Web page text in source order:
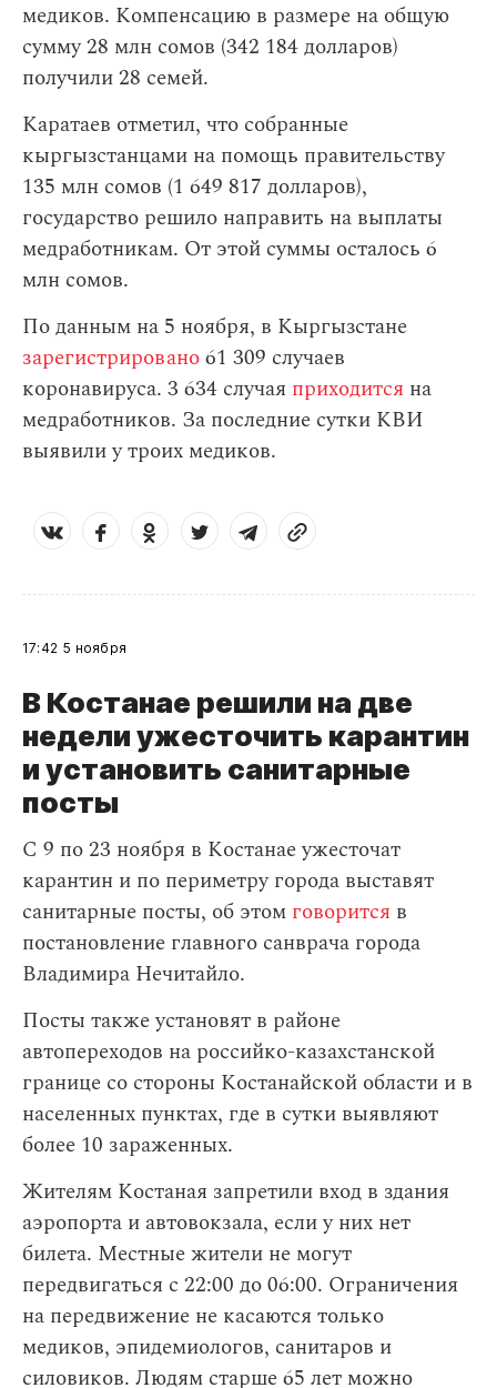
медиков. Компенсацию в размере на общую
сумму 28 млн сомов (342 184 долларов)
получили 28 семей.
Каратаев отметил, что собранные
кыргызстанцами на помощь правительству
135 млн сомов (1 649 817 долларов),
государство решило направить на выплаты
медработникам. От этой суммы осталось 6
млн сомов.
По данным на 5 ноября, в Кыргызстане
зарегистрировано61 309 случаев
коронавируса. 3 634 случая приходится на
медработников. За последние сутки КВИ
выявили у троих медиков.
17:42 5 ноября
В Костанае решили на две
недели ужесточить карантин
и установить санитарные
посты
С 9 по 23 ноября в Костанае ужесточат
карантин и по периметру города выставят
санитарные посты, об этом говорится в
постановление главного санврача города
Владимира Нечитайло.
Посты также установят в районе
автопереходов на российко-казахстанской
границе со стороны Костанайской области и в
населенных пунктах, где в сутки выявляют
более 10 зараженных.
Жителям Костаная запретили вход в здания
аэропорта и автовокзала, если у них нет
билета. Местные жители не могут
передвигаться с 22:00 до 06:00. Ограничения
на передвижение не касаются только
медиков, эпидемиологов, санитаров и
силовиков. Людям старше 65 лет можно